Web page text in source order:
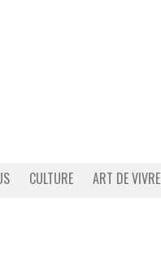
CULTURE ART DE VIVRE